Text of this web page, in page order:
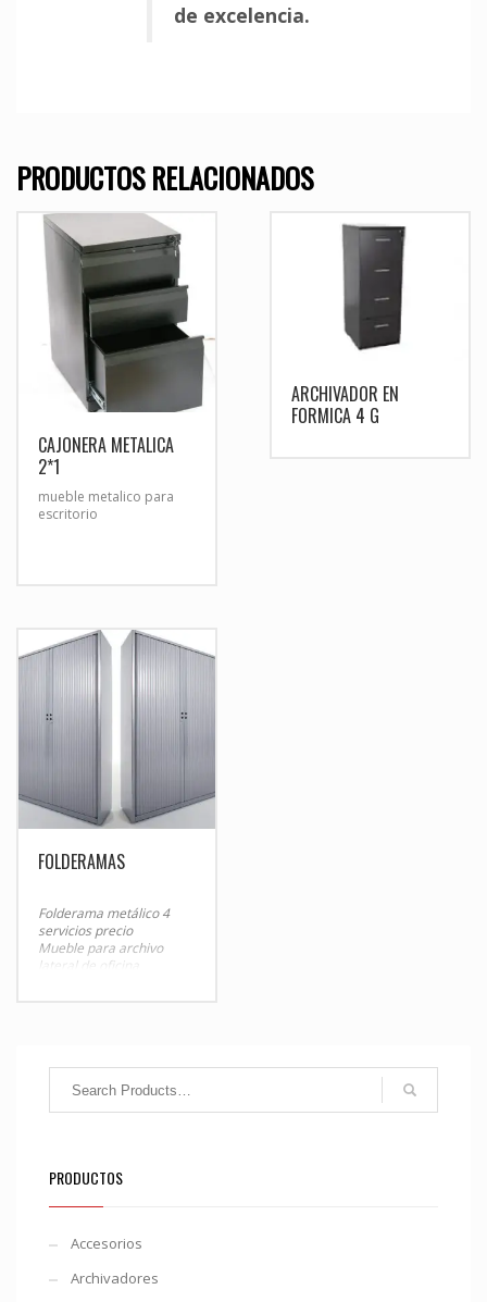
de excelencia.
PRODUCTOS RELACIONADOS
CAJONERA METALICA
2*1
mueble metalico para
escritorio
ARCHIVADOR EN
FORMICA 4 G
FOLDERAMAS
Folderama metálico 4
servicios precio
Mueble para archivo
lateral de oficina
PRODUCTOS
Accesorios
Archivadores